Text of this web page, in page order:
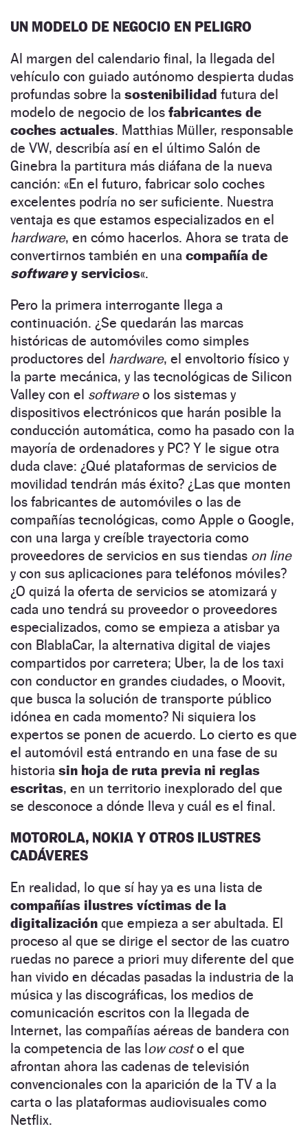
UN MODELO DE NEGOCIO EN PELIGRO
Al margen del calendario final, la llegada del
vehículo con guiado autónomo despierta dudas
profundas sobre la sostenibilidad futura del
modelo de negocio de los fabricantes de
coches actuales. Matthias Müller, responsable
de VW, describía así en el último Salón de
Ginebra la partitura más diáfana de la nueva
canción: «En el futuro, fabricar solo coches
excelentes podría no ser suficiente. Nuestra
ventaja es que estamos especializados en el
hardware, en cómo hacerlos. Ahora se trata de
convertirnos también en una compañía de
softwarey servicios«.
Pero la primera interrogante llega a
continuación. ¿Se quedarán las marcas
históricas de automóviles como simples
productores del hardware, el envoltorio físico y
la parte mecánica, y las tecnológicas de Silicon
Valley con el softwareo los sistemas y
dispositivos electrónicos que harán posible la
conducción automática, como ha pasado con la
mayoría de ordenadores y PC? Y le sigue otra
duda clave: ¿Qué plataformas de servicios de
movilidad tendrán más éxito? ¿Las que monten
los fabricantes de automóviles o las de
compañías tecnológicas, como Apple o Google,
con una larga y creíble trayectoria como
proveedores de servicios en sus tiendas on line
y con sus aplicaciones para teléfonos móviles?
¿O quizá la oferta de servicios se atomizará y
cada uno tendrá su proveedor o proveedores
especializados, como se empieza a atisbar ya
con BlablaCar, la alternativa digital de viajes
compartidos por carretera; Uber, la de los taxi
con conductor en grandes ciudades, o Moovit,
que busca la solución de transporte público
idónea en cada momento? Ni siquiera los
expertos se ponen de acuerdo. Lo cierto es que
el automóvil está entrando en una fase de su
historia sin hoja de ruta previa ni reglas
escritas, en un territorio inexplorado del que
se desconoce a dónde lleva y cuál es el final.
MOTOROLA, NOKIA Y OTROS ILUSTRES
CADÁVERES
En realidad, lo que sí hay ya es una lista de
compañías ilustres víctimas de la
digitalización que empieza a ser abultada. El
proceso al que se dirige el sector de las cuatro
ruedas no parece a priori muy diferente del que
han vivido en décadas pasadas la industria de la
música y las discográficas, los medios de
comunicación escritos con la llegada de
Internet, las compañías aéreas de bandera con
la competencia de las low costo el que
afrontan ahora las cadenas de televisión
convencionales con la aparición de la TV a la
carta o las plataformas audiovisuales como
Netflix.